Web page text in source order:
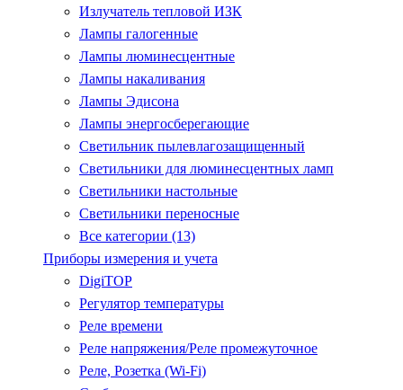
Излучатель тепловой ИЗК
Лампы галогенные
Лампы люминесцентные
Лампы накаливания
Лампы Эдисона
Лампы энергосберегающие
Светильник пылевлагозащищенный
Светильники для люминесцентных ламп
Светильники настольные
Светильники переносные
Все категории (13)
Приборы измерения и учета
DigiTOP
Регулятор температуры
Реле времени
Реле напряжения/Реле промежуточное
Реле, Розетка (Wi-Fi)